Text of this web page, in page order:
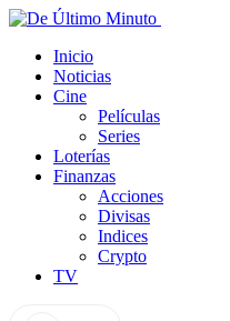
Inicio
Noticias
Cine
Películas
Series
Loterías
Finanzas
Acciones
Divisas
Indices
Crypto
TV